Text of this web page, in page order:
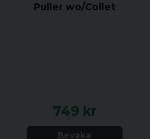
Puller wo/Collet
749 kr
Bevaka